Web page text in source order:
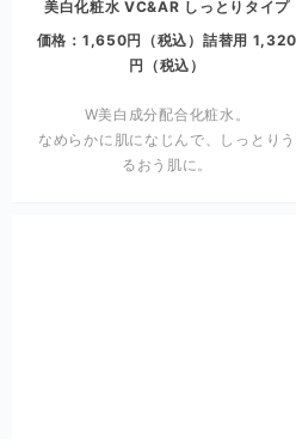
美白化粧水 VC&AR しっとりタイプ
価格：1,650円（税込）詰替用 1,320
円（税込）
W美白成分配合化粧水。
なめらかに肌になじんで、しっとりう
るおう肌に。